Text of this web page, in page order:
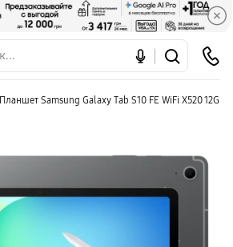
Планшет Samsung Galaxy Tab S10 FE WiFi X520 12GB/